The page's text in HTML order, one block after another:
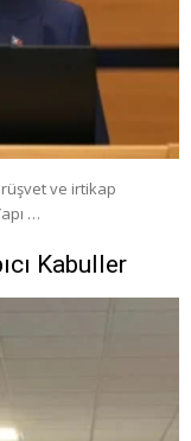
ve irtikap
…
Kabuller